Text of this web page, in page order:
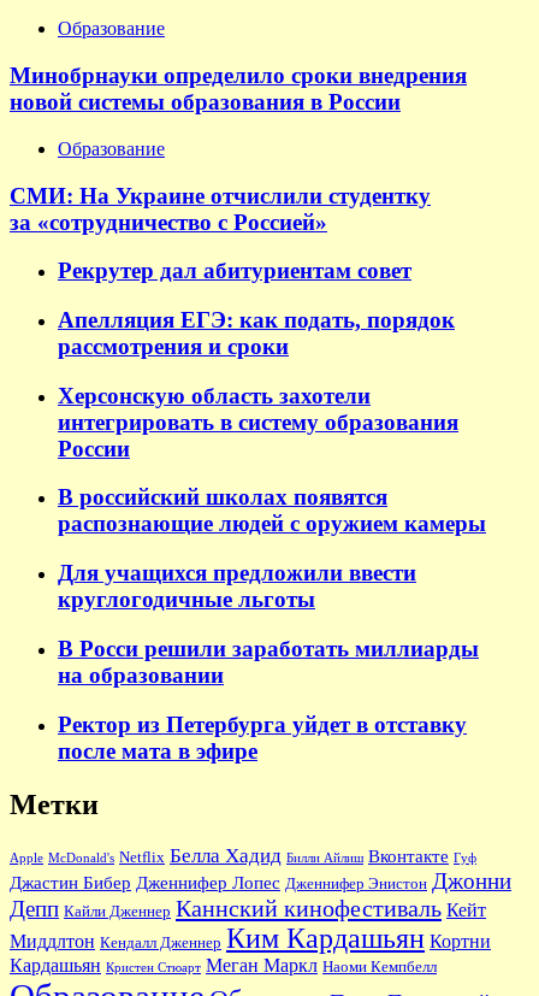
Образование
Минобрнауки определило сроки внедрения
новой системы образования в России
Образование
СМИ: На Украине отчислили студентку
за «сотрудничество с Россией»
Рекрутер дал абитуриентам совет
Апелляция ЕГЭ: как подать, порядок
рассмотрения и сроки
Херсонскую область захотели
интегрировать в систему образования
России
В российский школах появятся
распознающие людей с оружием камеры
Для учащихся предложили ввести
круглогодичные льготы
В Росси решили заработать миллиарды
на образовании
Ректор из Петербурга уйдет в отставку
после мата в эфире
Метки
Apple McDonald's Netflix Белла Хадид Билли Айлиш Вконтакте Гуф
Джастин Бибер Дженнифер Лопес Дженнифер Энистон Джонни
Депп Кайли Дженнер Каннский кинофестиваль Кейт
Миддлтон Кендалл Дженнер Ким Кардашьян Кортни
Кардашьян Кристен Стюарт Меган Маркл Наоми Кемпбелл